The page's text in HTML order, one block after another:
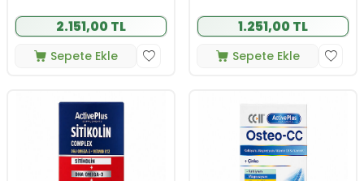
2.151,00 TL
Sepete Ekle
1.251,00 TL
Sepete Ekle